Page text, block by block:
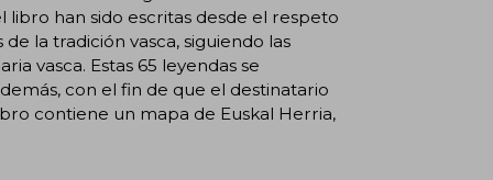
libro han sido escritas desde el respeto
la tradición vasca, siguiendo las
vasca. Estas 65 leyendas se
con el fin de que el destinatario
contiene un mapa de Euskal Herria,